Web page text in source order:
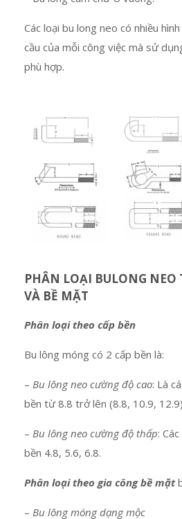
Các loại bu long neo có nhiều
cầu của mỗi công việc mà sử
phù hợp.
PHÂN LOẠI BULONG NEO
VÀ BỀ MẶT
Phân loại theo cấp bền
Bu lông móng có 2 cấp bền là:
– Bu lông neo cường độ cao: Là
bền từ 8.8 trở lên (8.8, 10.9, 12.9)
– Bu lông neo cường độ thấp:
bền 4.8, 5.6, 6.8.
Phân loại theo gia công bề mặt
– Bu lông móng dạng mộc